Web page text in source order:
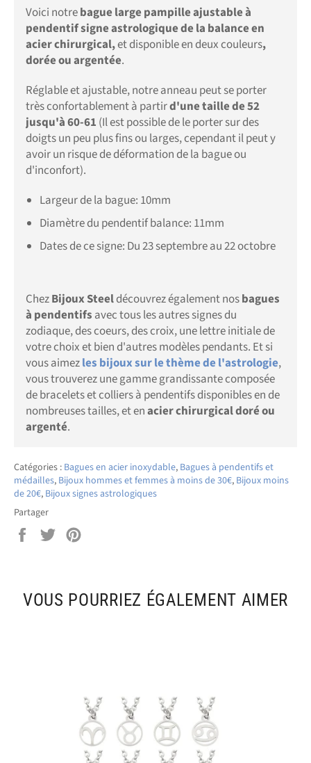
Voici notrebague large pampille ajustable à
pendentif signe astrologique de la balance en
acier chirurgical,et disponible en deux couleurs,
dorée ou argentée.
Réglable et ajustable, notre anneau peut se porter
très confortablement à partird'une taille de 52
jusqu'à 60-61 (Il est possible de le porter sur des
doigts un peu plus fins ou larges, cependant il peut y
avoir un risque de déformation de la bague ou
d'inconfort).
Largeur de la bague: 10mm
Diamètre du pendentif balance: 11mm
Dates de ce signe: Du 23 septembre au 22 octobre
ChezBijoux Steeldécouvrez également nosbagues
à pendentifs avectous les autres signes du
zodiaque,des coeurs, des croix, une lettre initiale de
votre choix et bien d'autres modèles pendants. Et si
vous aimezles bijoux surle thème de l'astrologie,
vous trouverez une gamme grandissante composée
de bracelets et colliers à pendentifs disponibles en de
nombreuses tailles, et enacier chirurgical doré ou
argenté.
Catégories : Bagues en acier inoxydable, Bagues à pendentifs et
médailles, Bijoux hommes et femmes à moins de 30€, Bijoux moins
de 20€, Bijoux signes astrologiques
Partager
PartagerTweeter
VOUS POURRIEZ ÉGALEMENT AIMER